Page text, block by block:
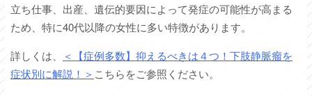
立ち仕事、出産、遺伝的要因によって発症の可能性が高まる
ため、特に40代以降の女性に多い特徴があります。
詳しくは、
＜【症例多数】抑えるべきは４つ！下肢静脈瘤を
症状別に解説！＞ こちらをご参照ください。